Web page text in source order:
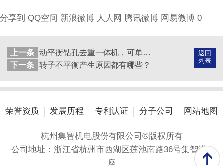
分享到 QQ空间 新浪微博 人人网 腾讯微博 网易微博 0
返回
列表
上一条
动平衡钻孔去重一体机，可单面平衡，轴向钻孔
下一条 转子不平衡产生原因都有哪些？
荣誉资质 发展历程 专利认证 分子公司 网站地图
杭州集智机电股份有限公司©版权所有
公司地址：浙江省杭州市西湖区莲池南路36号集智港A
座